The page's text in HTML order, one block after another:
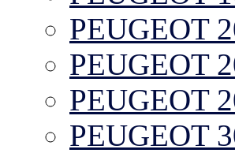
PEUGEOT
PEUGEOT
PEUGEOT
PEUGEOT